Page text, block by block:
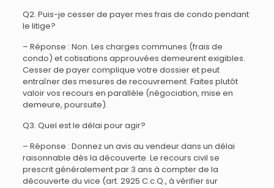
Q2. Puis-je cesser de payer mes frais de condo pendant
le litige?
– Réponse : Non. Les charges communes (frais de
condo) et cotisations approuvées demeurent exigibles.
Cesser de payer complique votre dossier et peut
entraîner des mesures de recouvrement. Faites plutôt
valoir vos recours en parallèle (négociation, mise en
demeure, poursuite).
Q3. Quel est le délai pour agir?
– Réponse : Donnez un avis au vendeur dans un délai
raisonnable dès la découverte. Le recours civil se
prescrit généralement par 3 ans à compter de la
découverte du vice (art. 2925 C.c.Q., à vérifier sur